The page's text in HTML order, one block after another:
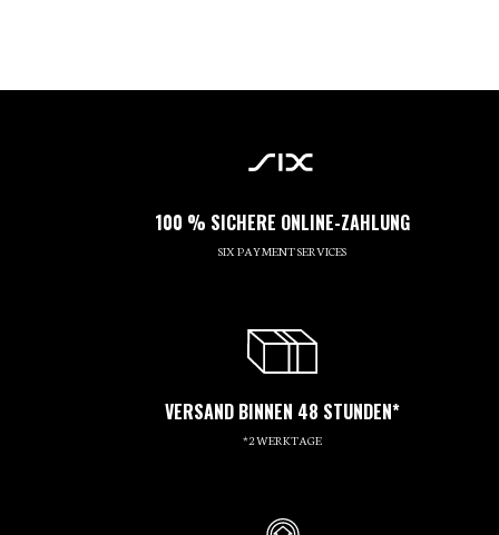
100 % SICHERE ONLINE-ZAHLUNG
SIX PAYMENT SERVICES
VERSAND BINNEN 48 STUNDEN*
*2 WERKTAGE